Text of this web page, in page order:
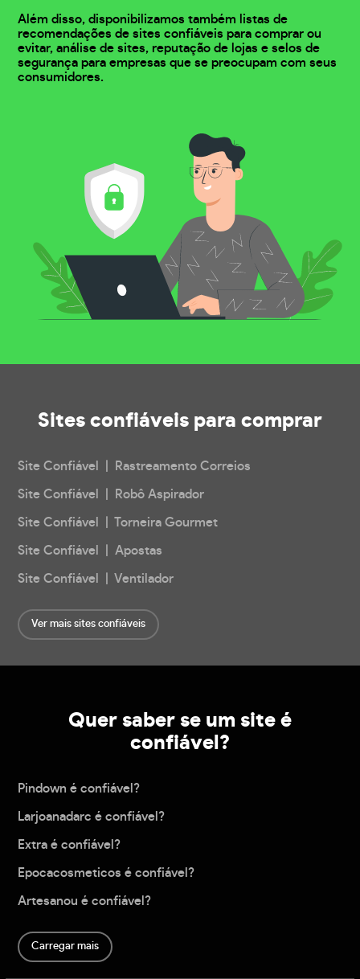
Além disso, disponibilizamos também listas de
recomendações de sites confiáveis para comprar ou
evitar, análise de sites, reputação de lojas e selos de
segurança para empresas que se preocupam com seus
consumidores.
Sites confiáveis para comprar
Site Confiável | Rastreamento Correios
Site Confiável | Robô Aspirador
Site Confiável | Torneira Gourmet
Site Confiável | Apostas
Site Confiável | Ventilador
Ver mais sites confiáveis
Quer saber se um site é
confiável?
Pindown é confiável?
Larjoanadarc é confiável?
Extra é confiável?
Epocacosmeticos é confiável?
Artesanou é confiável?
Carregar mais